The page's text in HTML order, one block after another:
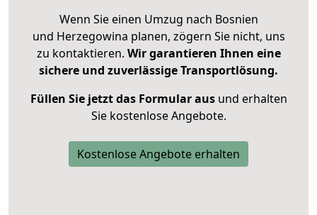
Wenn Sie einen Umzug nach Bosnien
und Herzegowina planen, zögern Sie nicht, uns
zu kontaktieren. Wir garantieren Ihnen eine
sichere und zuverlässige Transportlösung.
Füllen Sie jetzt das Formular ausund erhalten
Sie kostenlose Angebote.
Kostenlose Angebote erhalten